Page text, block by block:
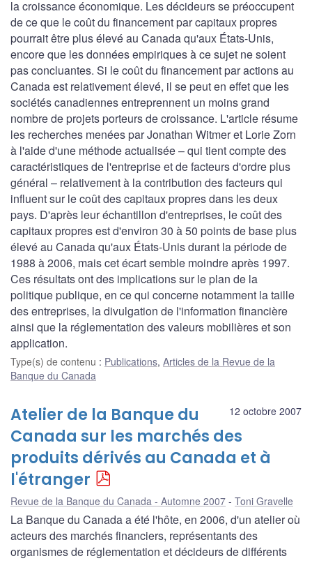
la croissance économique. Les décideurs se préoccupent
de ce que le coût du financement par capitaux propres
pourrait être plus élevé au Canada qu'aux États-Unis,
encore que les données empiriques à ce sujet ne soient
pas concluantes. Si le coût du financement par actions au
Canada est relativement élevé, il se peut en effet que les
sociétés canadiennes entreprennent un moins grand
nombre de projets porteurs de croissance. L'article résume
les recherches menées par Jonathan Witmer et Lorie Zorn
à l'aide d'une méthode actualisée – qui tient compte des
caractéristiques de l'entreprise et de facteurs d'ordre plus
général – relativement à la contribution des facteurs qui
influent sur le coût des capitaux propres dans les deux
pays. D'après leur échantillon d'entreprises, le coût des
capitaux propres est d'environ 30 à 50 points de base plus
élevé au Canada qu'aux États-Unis durant la période de
1988 à 2006, mais cet écart semble moindre après 1997.
Ces résultats ont des implications sur le plan de la
politique publique, en ce qui concerne notamment la taille
des entreprises, la divulgation de l'information financière
ainsi que la réglementation des valeurs mobilières et son
application.
Type(s) de contenu : Publications, Articles de la Revue de la
Banque du Canada
12 octobre 2007
Atelier de la Banque du
Canada sur les marchés des
produits dérivés au Canada et à
l'étranger
Revue de la Banque du Canada - Automne 2007 Toni Gravelle
La Banque du Canada a été l'hôte, en 2006, d'un atelier où
acteurs des marchés financiers, représentants des
organismes de réglementation et décideurs de différents